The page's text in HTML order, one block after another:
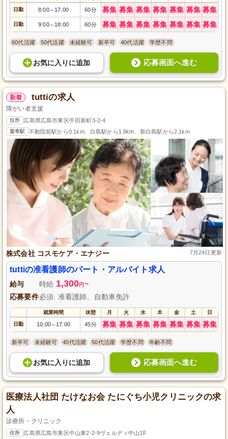
日勤 8:00～ 17:00 60分 募集 募集 募集 募集 募集 募集 募集
日勤 9:00～ 18:00 60分 募集 募集 募集 募集 募集 募集 募集
60代活躍 50代活躍 未経験可 新卒可 40代活躍 学歴不問
お気に入り に追加 応募画面へ進む
新着 tuttiの求人
障がい者支援
住所 広島県広島市東区牛田新町3-2-4
最寄駅 不動院前駅から0.1km、白島駅から1.8km、新白島駅から2.1km
株式会社 コスモケア・エナジー 7月24日更新
tuttiの准看護師のパート・アルバイト求人
給与 時給 1,300円 ~
応募要件必須: 准看護師、自動車免許
就業時間 休憩 月 火 水 木 金 土 日
日勤 10:00～ 17:00 45分 募集 募集 募集 募集 募集 募集 募集
新卒可 未経験可 40代活躍 50代活躍 学歴不問 年齢不問
お気に入り に追加 応募画面へ進む
医療法人社団 たけなお会 たにぐち小児クリニックの求
人
診療所・クリニック
住所 広島県広島市東区中山東2-2-9ヴェルディ中山1F